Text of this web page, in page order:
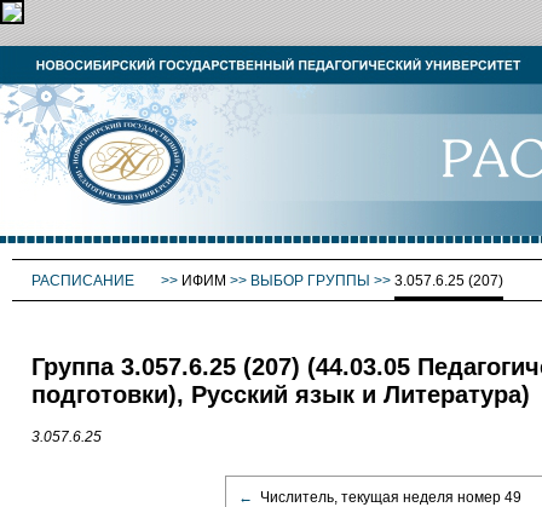
РАСПИСАНИЕ >> ИФИМ >> ВЫБОР ГРУППЫ >> 3.057.6.25 (207)
Группа 3.057.6.25 (207) (44.03.05
подготовки), Русский язык и Литература)
3.057.6.25
← Числитель, текущая неделя номер 49